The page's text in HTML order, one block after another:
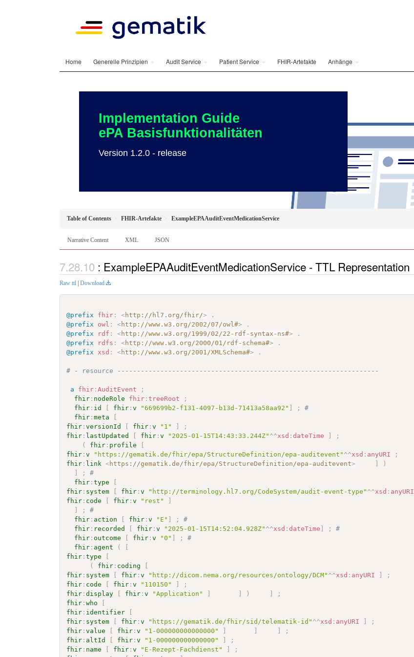
Home Generelle Prinzipien Audit Service Patient Service FHIR-Artefakte Anhänge
Implementation Guide
ePA Basisfunktionalitäten
Version 1.2.0 - release
Table of Contents FHIR-Artefakte ExampleEPAAuditEventMedicationService
Narrative Content XML JSON
: ExampleEPAAuditEventMedicationService - TTL Representation
Raw ttl | Download
@prefix fhir : <http://hl7.org/fhir/>
.
@prefix
owl : <http://www.w3.org/2002/07/owl#>
.
@prefix
rdf : <http://www.w3.org/1999/02/22-rdf-syntax-ns#>
.
@prefix
rdfs : <http://www.w3.org/2000/01/rdf-schema#>
.
@prefix
xsd : <http://www.w3.org/2001/XMLSchema#> .
# - resource -------------------------------------------------------------------
a fhir :AuditEvent
;
fhir : nodeRole fhir :treeRoot
;
fhir : id fhir :v "669699b2-f131-4097-b13d-71413a58aa92" ;
#
fhir :meta
fhir :versionId fhir :v "1"
;
fhir : lastUpdated fhir :v "2025-01-15T14:43:33.244Z" ^^xsd :dateTime
;
(
fhir : profile
fhir :v "https://gematik.de/fhir/epa/StructureDefinition/epa-auditevent" ^^xsd : anyURI
;
fhir : link <https://gematik.de/fhir/epa/StructureDefinition/epa-auditevent>
)
;
#
fhir :type
fhir : system fhir :v "http://terminology.hl7.org/CodeSystem/audit-event-type" ^^xsd : anyURI
fhir : code fhir :v "rest"
;
#
fhir : action fhir :v "E" ;
#
fhir : recorded fhir :v "2025-01-15T14:52:04.928Z" ^^xsd :dateTime ;
#
fhir : outcome fhir :v "0" ;
#
fhir : agent (
fhir :type
(
fhir : coding
fhir : system fhir :v "http://dicom.nema.org/resources/ontology/DCM" ^^xsd : anyURI
;
fhir : code fhir :v "110150"
;
fhir :display fhir :v "Application" )
;
fhir :who
fhir : identifier
fhir : system fhir :v "https://gematik.de/fhir/sid/telematik-id" ^^xsd : anyURI
;
fhir :value fhir :v "1-000000000000000"
;
fhir : altId fhir :v "1-000000000000000"
;
fhir : name fhir :v "E-Rezept-Fachdienst"
;